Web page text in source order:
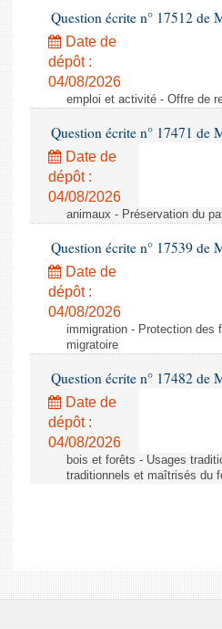
Question écrite n° 17512 de
Date de
dépôt :
04/08/2026
emploi et activité - Offre de
Question écrite n° 17471 de
Date de
dépôt :
04/08/2026
animaux - Préservation du
Question écrite n° 17539 de
Date de
dépôt :
04/08/2026
immigration - Protection des
migratoire
Question écrite n° 17482 de
Date de
dépôt :
04/08/2026
bois et forêts - Usages
traditionnels et maîtrisés du